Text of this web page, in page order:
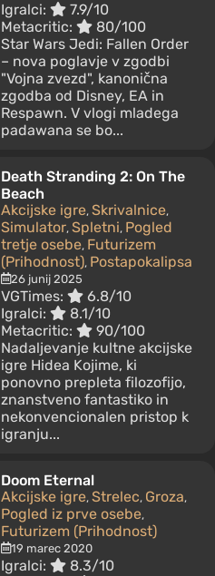
Igralci:
7.9/10
Metacritic:
80/100
Star Wars Jedi: Fallen Order
– nova poglavje v zgodbi
"Vojna zvezd", kanonična
zgodba od Disney, EA in
Respawn. V vlogi mladega
padawana se bo...
Death Stranding 2: On The
Beach
Akcijske igre, Skrivalnice,
Simulator, Spletni, Pogled
tretje osebe, Futurizem
(Prihodnost), Postapokalipsa
26 junij 2025
VGTimes:
6.8/10
Igralci:
8.1/10
Metacritic:
90/100
Nadaljevanje kultne akcijske
igre Hidea Kojime, ki
ponovno prepleta filozofijo,
znanstveno fantastiko in
nekonvencionalen pristop k
igranju...
Doom Eternal
Akcijske igre, Strelec, Groza,
Pogled iz prve osebe,
Futurizem (Prihodnost)
19 marec 2020
Igralci:
8.3/10